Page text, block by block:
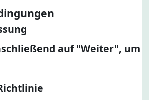
auf "Weiter", um